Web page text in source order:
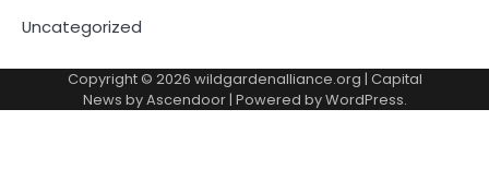
Uncategorized
Copyright © 2026 wildgardenalliance.org | Capital
News byAscendoor| Powered byWordPress.